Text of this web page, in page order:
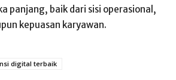
panjang, baik dari sisi operasional,
kepuasan karyawan.
digital terbaik